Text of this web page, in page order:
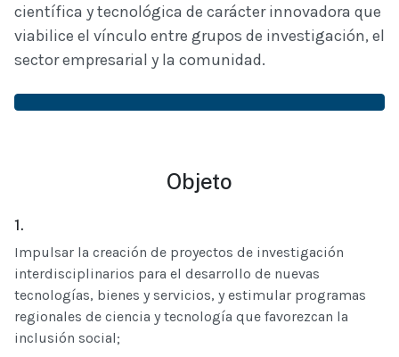
científica y tecnológica de carácter innovadora que
viabilice el vínculo entre grupos de investigación, el
sector empresarial y la comunidad.
Objeto
1.
Impulsar la creación de proyectos de investigación
interdisciplinarios para el desarrollo de nuevas
tecnologías, bienes y servicios, y estimular programas
regionales de ciencia y tecnología que favorezcan la
inclusión social;